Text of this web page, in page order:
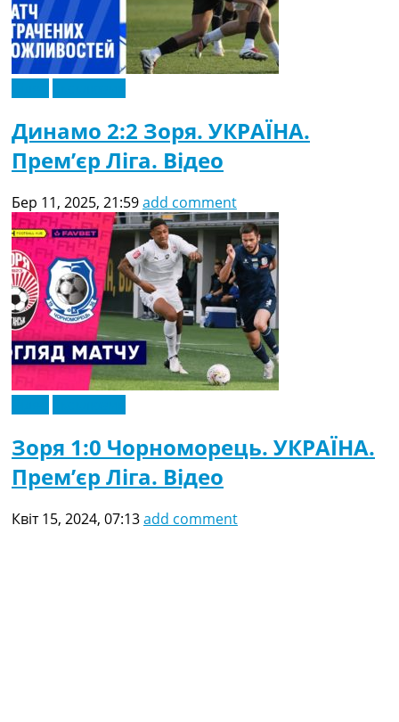
Динамо 2:2 Зоря. УКРАЇНА.
Прем’єр Ліга. Відео
Бер 11, 2025, 21:59add comment
Зоря 1:0 Чорноморець. УКРАЇНА.
Прем’єр Ліга. Відео
Квіт 15, 2024, 07:13add comment